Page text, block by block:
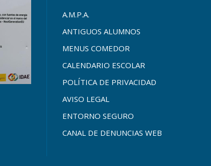
A.M.P.A.
ANTIGUOS ALUMNOS
MENUS COMEDOR
CALENDARIO ESCOLAR
POLÍTICA DE PRIVACIDAD
AVISO LEGAL
ENTORNO SEGURO
CANAL DE DENUNCIAS WEB